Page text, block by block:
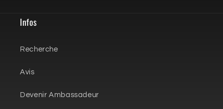
Infos
Recherche
Avis
Devenir Ambassadeur